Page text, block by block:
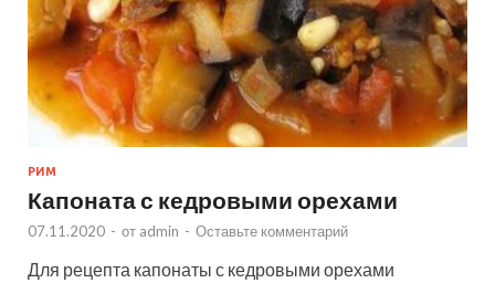
РИМ
Капоната с кедровыми орехами
07.11.2020 - от admin - Оставьте комментарий
Для рецепта капонаты с кедровыми орехами